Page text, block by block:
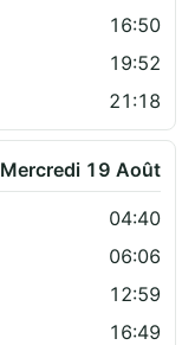
16:50
19:52
21:18
Mercredi 19 Août
04:40
06:06
12:59
16:49